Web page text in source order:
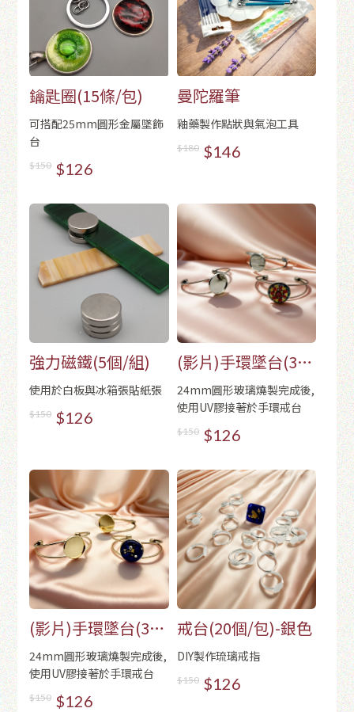
鑰匙圈(15條/包)
可搭配25mm圓形金屬墜飾
台
$150 $126
曼陀羅筆
釉藥製作點狀與氣泡工具
$180 $146
強力磁鐵(5個/組)
使用於白板與冰箱張貼紙張
$150 $126
(影片)手環墜台(3
個/組)-銀色
24mm圓形玻璃燒製完成後,
使用UV膠接著於手環戒台
$150 $126
(影片)手環墜台(3
個/組)-玫瑰金
24mm圓形玻璃燒製完成後,
使用UV膠接著於手環戒台
$150 $126
戒台(20個/包)-銀色
DIY製作琉璃戒指
$150 $126